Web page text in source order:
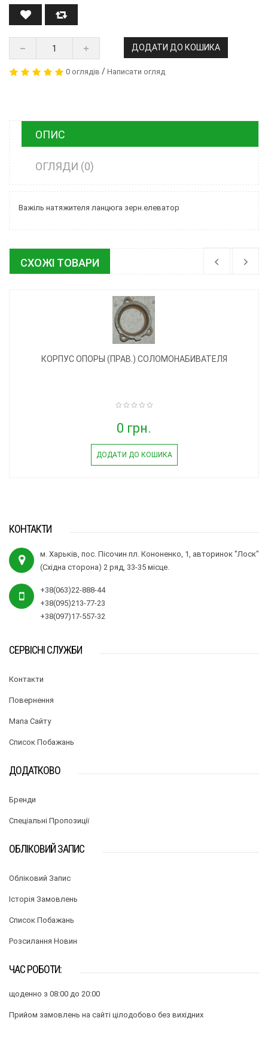
ДОДАТИ ДО КОШИКА
0 оглядів / Написати огляд
ОПИС
ОГЛЯДИ (0)
Важіль натяжителя ланцюга зерн.елеватор
СХОЖІ ТОВАРИ
КОРПУС ОПОРЫ (ПРАВ.) СОЛОМОНАБИВАТЕЛЯ
0 грн.
ДОДАТИ ДО КОШИКА
КОНТАКТИ
м. Харьків, пос. Пісочин пл. Кононенко, 1, авторинок "Лоск"
(Східна сторона) 2 ряд, 33-35 місце.
+38(063)22-888-44
+38(095)213-77-23
+38(097)17-557-32
СЕРВІСНІ СЛУЖБИ
Контакти
Повернення
Мапа Сайту
Список Побажань
ДОДАТКОВО
Бренди
Спеціальні Пропозиції
ОБЛІКОВИЙ ЗАПИС
Обліковий Запис
Історія Замовлень
Список Побажань
Розсилання Новин
ЧАС РОБОТИ:
щоденно з 08:00 до 20:00
Прийом замовлень на сайті цілодобово без вихідних